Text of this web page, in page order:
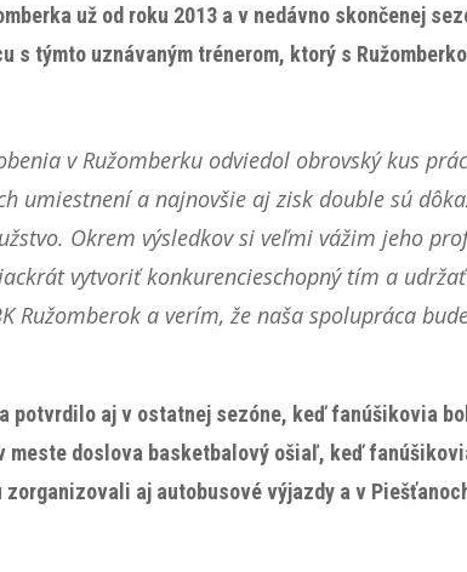
už od roku 2013 a v nedávno skončenej
týmto uznávaným trénerom, ktorý s
v Ružomberku odviedol obrovský kus
umiestnení a najnovšie aj zisk double sú
Okrem výsledkov si veľmi vážim jeho
vytvoriť konkurencieschopný tím a
Ružomberok a verím, že naša spolupráca
potvrdilo aj v ostatnej sezóne, keď fanúšikovia
doslova basketbalový ošiaľ, keď
aj autobusové výjazdy a v